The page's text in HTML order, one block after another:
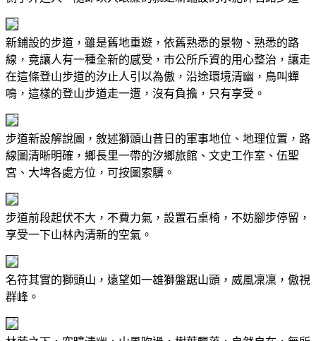
新鋪設的步道，雖是舊地重遊，依舊熟悉的景物、熟悉的路
線，竟讓人有一種全新的感受，市公所斥資的用心整治，讓走
在這條登山步道的汐止人引以為傲，沿途環境清幽，鳥叫蟬
鳴，這樣的登山步道走一遭，沒有負擔，只有享受。
步道新設解說圖，敘述獅頭山昔日的軍事地位、地理位置，路
線圖清晰明確，鄉長里一帶的汐鄉旅館、文史工作室、伍聖
宮、大埤各處方位，可按圖索驥。
步道前段起伏不大，不費力氣，設置石桌椅，不妨腳步停留，
享受一下山林內清新的空氣。
名符其實的獅頭山，遠望如一雄獅盤踞山頭，威風凜凜，傲視
群峰。